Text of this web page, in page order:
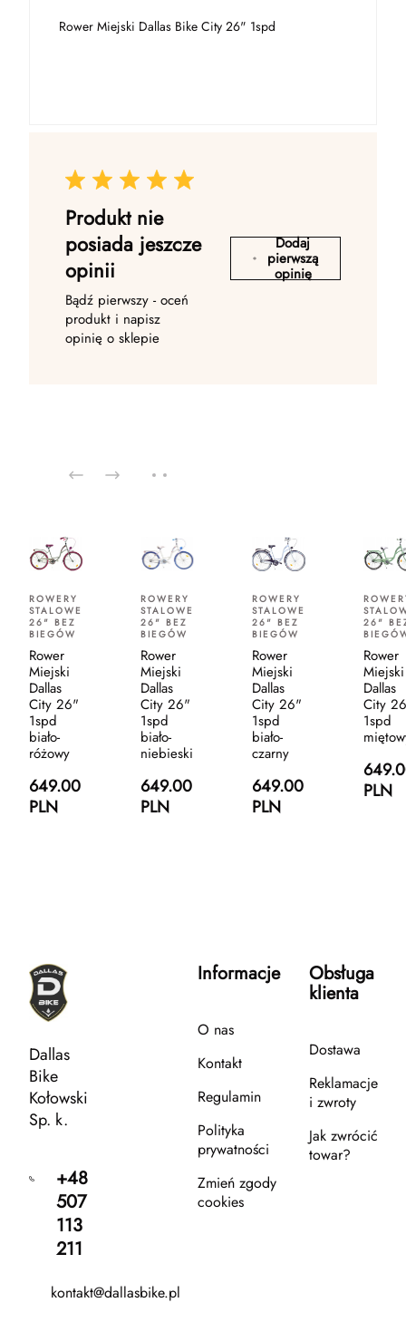
Rower Miejski Dallas Bike City 26" 1spd
Produkt nie
posiada jeszcze
opinii
Bądź pierwszy - oceń
produkt i napisz
opinię o sklepie
Dodaj
pierwszą
opinię
ROWERY
STALOWE
26" BEZ
BIEGÓW
Rower
Miejski
Dallas
City 26"
1spd
biało-
różowy
649.00
PLN
ROWERY
STALOWE
26" BEZ
BIEGÓW
Rower
Miejski
Dallas
City 26"
1spd
biało-
niebieski
649.00
PLN
ROWERY
STALOWE
26" BEZ
BIEGÓW
Rower
Miejski
Dallas
City 26"
1spd
biało-
czarny
649.00
PLN
26"
Rower
Miejski
Dallas
City
1spd
PLN
Dallas
Bike
Kołowski
Sp. k.
+48
507
113
211
kontakt@dallasbike.pl
Informacje
O nas
Kontakt
Regulamin
Polityka
prywatności
Zmień zgody
cookies
Obsługa
klienta
Dostawa
Reklamacje
i zwroty
Jak zwrócić
towar?